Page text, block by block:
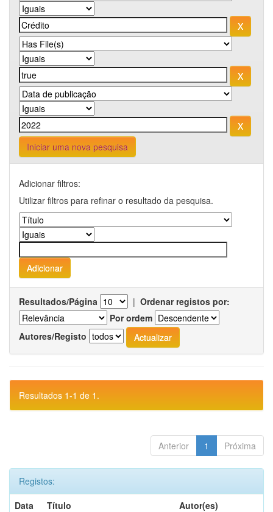
Iniciar uma nova pesquisa
Adicionar filtros:
Utilizar filtros para refinar o resultado da pesquisa.
Resultados/Página | Ordenar registos por:
Por ordem
Autores/Registo
Resultados 1-1 de 1.
Anterior 1 Próxima
Registos:
Data
Título
Autor(es)